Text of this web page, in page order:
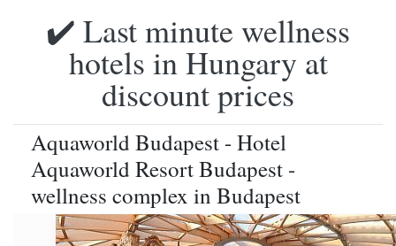
✔️ Last minute wellness
hotels in Hungary at
discount prices
Aquaworld Budapest - Hotel
Aquaworld Resort Budapest -
wellness complex in Budapest